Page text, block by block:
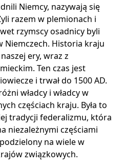
Niemcy, nazywają się
razem w plemionach i
rzymscy osadnicy byli
Niemczech. Historia kraju
ery, wraz z
Ten czas jest
i trwał do 1500 AD.
władcy i władcy w
częściach kraju. Była to
tradycji federalizmu, która
niezależnymi częściami
na wiele w
związkowych.